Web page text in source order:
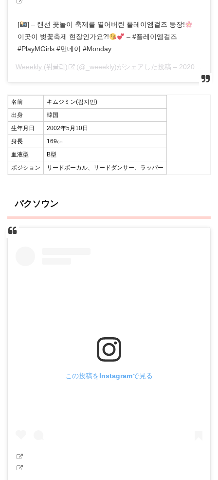
[
] – 랜선 꽃놀이 축제를 열어버린 플레이엠걸즈 등장!
이곳이 벚꽃축제 현장인가요?!
– #플레이엠걸즈
#PlayMGirls #먼데이 #Monday
Weeekly (위클리) (@_weeekly)がシェアした投稿 – 2020年 4月月1日午後11時01分PDT
名前
キムジミン(김지민)
出身
韓国
生年月日
2002年5月10日
身長
169㎝
血液型
B型
ポジション
リードボーカル、リードダンサー、ラッパー
パクソウン
この投稿をInstagramで見る